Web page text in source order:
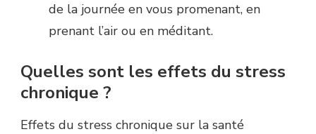
de la journée en vous promenant, en
prenant l’air ou en méditant.
Quelles sont les effets du stress
chronique ?
Effets du stress chronique sur la santé